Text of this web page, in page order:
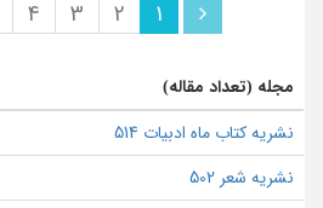
1
2
3
4
مجله (تعداد مقاله)
نشریه کتاب ماه ادبیات 514
نشریه شعر 502